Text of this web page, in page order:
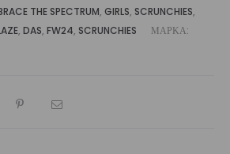
THE SPECTRUM, GIRLS, SCRUNCHIES,
, DAS, FW24, SCRUNCHIES
ΜΆΡΚΑ: